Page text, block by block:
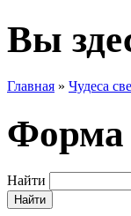
Вы
Главная » Чудеса
Форма
Найти